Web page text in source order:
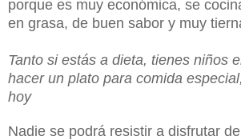
porque es muy económica, se
en grasa, de buen sabor y muy
Tanto si estás a dieta, tienes niños
hacer un plato para comida
hoy
Nadie se podrá resistir a disfrutar